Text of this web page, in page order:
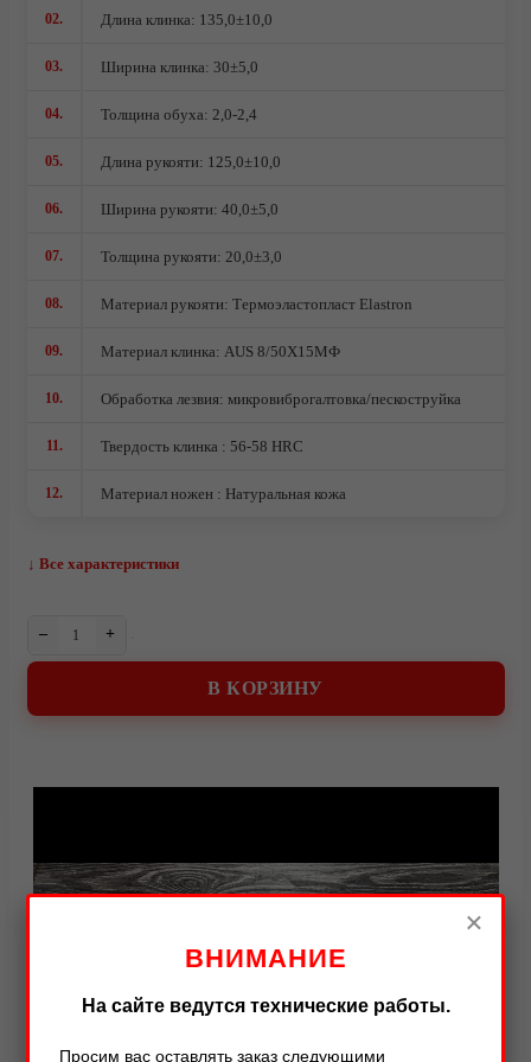
Ножи кованые из стали 95Х18
02. Длина клинка: 135,0±10,0
03. Ширина клинка: 30±5,0
04. Толщина обуха: 2,0-2,4
05. Длина рукояти: 125,0±10,0
06. Ширина рукояти: 40,0±5,0
07. Толщина рукояти: 20,0±3,0
08. Материал рукояти: Термоэластопласт Elastron
09. Материал клинка: AUS 8/50Х15МФ
10. Обработка лезвия: микровиброгалтовка/пескоструйка
11. Твердость клинка : 56-58 HRC
12. Материал ножен : Натуральная кожа
↓ Все характеристики
– +
В КОРЗИНУ
×
ВНИМАНИЕ
На сайте ведутся технические работы.
Просим вас оставлять заказ следующими